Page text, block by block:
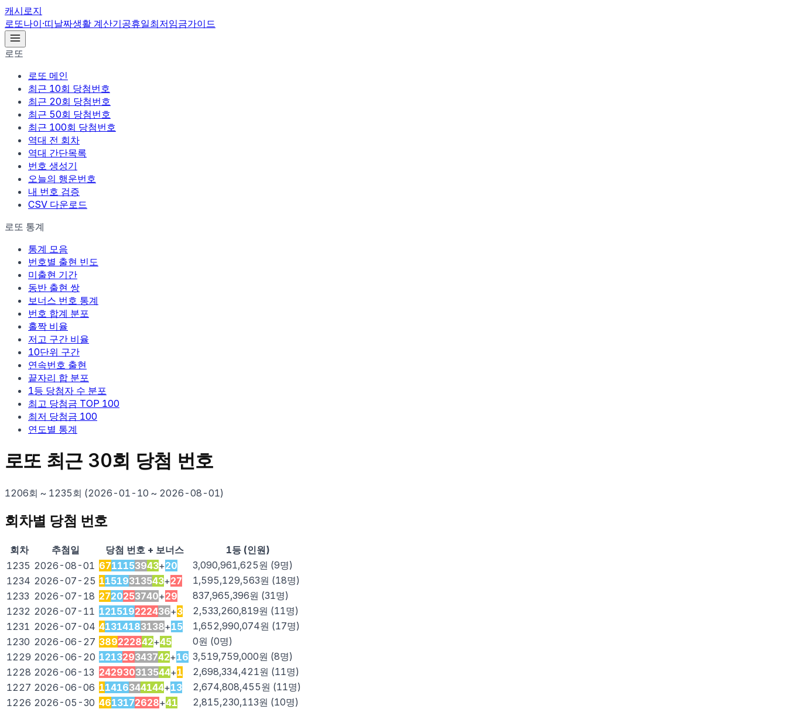
캐시로지
로또나이·띠날짜생활 계산기공휴일최저임금가이드
로또
로또 메인
최근 10회 당첨번호
최근 20회 당첨번호
최근 50회 당첨번호
최근 100회 당첨번호
역대 전 회차
역대 간단목록
번호 생성기
오늘의 행운번호
내 번호 검증
CSV 다운로드
로또 통계
통계 모음
번호별 출현 빈도
미출현 기간
동반 출현 쌍
보너스 번호 통계
번호 합계 분포
홀짝 비율
저고 구간 비율
10단위 구간
연속번호 출현
끝자리 합 분포
1등 당첨자 수 분포
최고 당첨금 TOP 100
최저 당첨금 100
연도별 통계
로또 최근 30회 당첨 번호
1206회 ~ 1235회 (2026-01-10 ~ 2026-08-01)
회차별 당첨 번호
회차 추첨일 당첨 번호 + 보너스
1등 (인원)
1235 2026-08-01 6711153943+20 3,090,961,625원 (9명)
1234 2026-07-25 11519313543+27 1,595,129,563원 (18명)
1233 2026-07-18 2720253740+29 837,965,396원 (31명)
1232 2026-07-11 121519222436+3 2,533,260,819원 (11명)
1231 2026-07-04 41314183138+15 1,652,990,074원 (17명)
1230 2026-06-27 389222842+45 0원 (0명)
1229 2026-06-20 121329343742+16 3,519,759,000원 (8명)
1228 2026-06-13 242930313544+1 2,698,334,421원 (11명)
1227 2026-06-06 11416344144+13 2,674,808,455원 (11명)
1226 2026-05-30 4613172628+41 2,815,230,113원 (10명)